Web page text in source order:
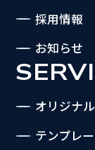
採用情報
お知らせ
オリジナ
テンプレ